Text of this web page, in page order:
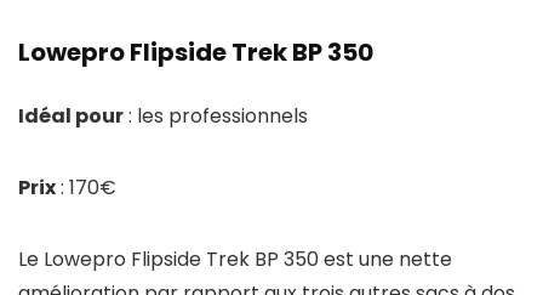
Lowepro Flipside Trek BP 350
Idéal pour: les professionnels
Prix: 170€
Le Lowepro Flipside Trek BP 350 est une nette